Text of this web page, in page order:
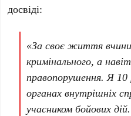
досвіді:
«За своє життя
кримінального, а
правопорушення. Я 10
органах внутрішніх
учасником бойових